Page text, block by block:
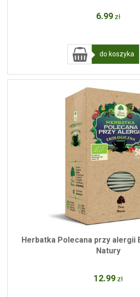
6.99 zł
do koszyka
Herbatka Polecana przy alergii
Natury
12.99 zł